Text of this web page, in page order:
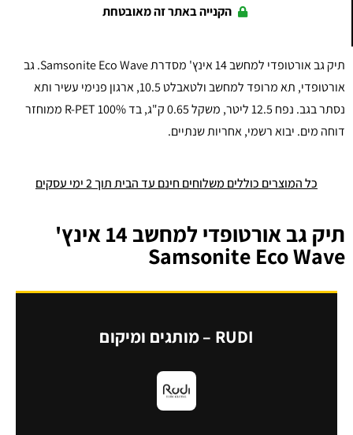
הקנייה באתר זה מאובטחת
תיק גב אורטופדי למחשב 14 אינץ' מסדרת Samsonite Eco Wave. גב
אורטופדי, תא מרופד למחשב ולטאבלט 10.5, ארגון פנימי עשיר ותא
נסתר בגב. נפח 12.5 ליטר, משקל 0.65 ק"ג, בד 100% R-PET ממוחזר
דוחה מים. יבוא רשמי, אחריות שנתיים.
כל המוצרים כוללים משלוחים חינם עד הבית תוך 2 ימי עסקים
תיק גב אורטופדי למחשב 14 אינץ'
Samsonite Eco Wave
RUDI – מותגים ומיקום